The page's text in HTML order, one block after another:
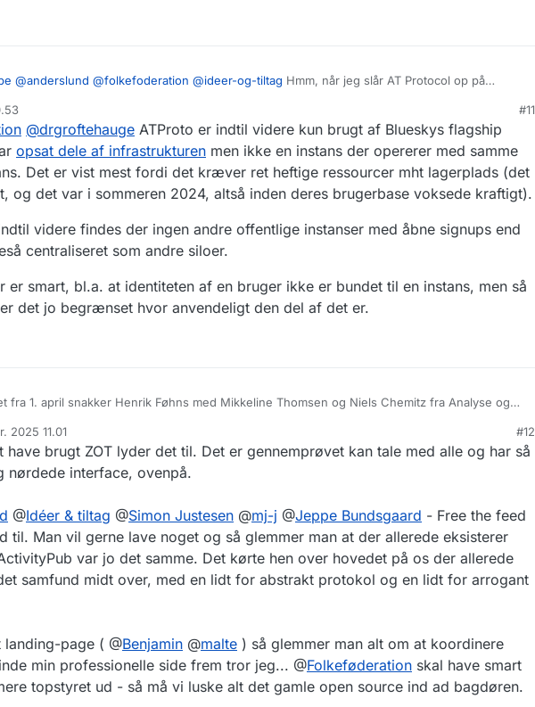
@anderslund @folkefoderation @ideer-og-tiltag Hmm, når jeg slår AT Protocol op på
på Mastodon om nogen der forsøgte at sætte en server op totalt uden succes.
af noget? Hvem bruger ATproto?
#11
@drgroftehauge ATProto er indtil videre kun brugt af Blueskys flagship
opsat dele af infrastrukturen men ikke en instans der opererer med samme
Det er vist mest fordi det kræver ret heftige ressourcer mht lagerplads (det
og det var i sommeren 2024, altså inden deres brugerbase voksede kraftigt).
videre findes der ingen andre offentlige instanser med åbne signups end
centraliseret som andre siloer.
er smart, bl.a. at identiteten af en bruger ikke er bundet til en instans, men så
det jo begrænset hvor anvendeligt den del af det er.
fra 1. april snakker Henrik Føhns med Mikkeline Thomsen og Niels Chemitz fra Analyse og
på Facebook faktisk fungerer ret godt, ifølge data fra Analyse og Tal.
som jeg forstår det, pga dataportabiliteten, og mulighederne for brugerdrevet moderation,
Deres målsætninger lyde rigtig lovende, og jeg håber det lykkes for dem.
Niels, eller værten nævner ActivityPub, og det undrer mig da en smule. Det virker ikke som
og tilbyde? Har de afskrevet ActivityPub af en eller anden årsag jeg ikke bekendt med, og
bare ikke kan forstå? Jeg ved det ikke, for ingen af dem nævner ActivityPub, og det er
arrangementer-og-kurser…Det eneste navn der ringer en klokke blandt oplægsholderne er
der står bag Oase.app, men jeg gad godt at være med til arrangementet, og spørge om
protokol.
Techtopia 363: Velkommen i det digitale klubhus:tv.ida.dk/photo/111538614/tech…
@ jeppe @ anderslund ideer-og-tiltag
2025 11.01 #12
have brugt ZOT lyder det til. Det er gennemprøvet kan tale med alle og har så
nørdede interface, ovenpå.
@Idéer & tiltag @Simon Justesen @mj-j @Jeppe Bundsgaard - Free the feed
til. Man vil gerne lave noget og så glemmer man at der allerede eksisterer
var jo det samme. Det kørte hen over hovedet på os der allerede
samfund midt over, med en lidt for abstrakt protokol og en lidt for arrogant
landing-page ( @Benjamin @malte ) så glemmer man alt om at koordinere
min professionelle side frem tror jeg... @Folkeføderation skal have smart
topstyret ud - så må vi luske alt det gamle open source ind ad bagdøren.